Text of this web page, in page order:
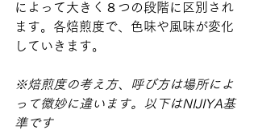
によって大きく８つの段階に区別され
ます。各焙煎度で、色味や風味が変化
していきます。
※焙煎度の考え方、呼び方は場所によ
って微妙に違います。以下はNIJIYA基
準です